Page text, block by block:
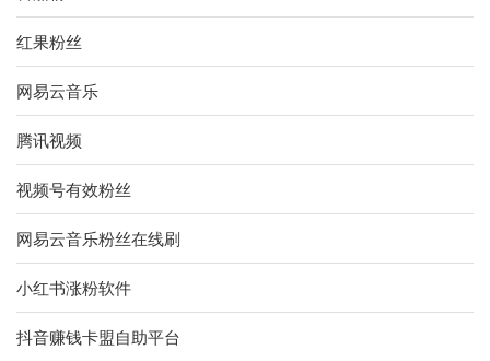
红果粉丝
网易云音乐
腾讯视频
视频号有效粉丝
网易云音乐粉丝在线刷
小红书涨粉软件
抖音赚钱卡盟自助平台